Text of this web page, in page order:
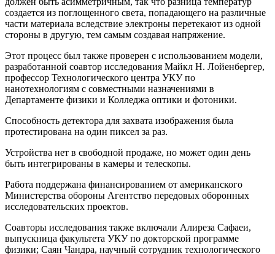
создается из поглощенного света, попадающего на различные
части материала вследствие электроны перетекают из одной
стороны в другую, тем самым создавая напряжение.
Этот процесс был также проверен с использованием модели,
разработанной соавтор исследования Майкл Н. Лойенбергер,
профессор Технологического центра УКУ по
нанотехнологиям с совместными назначениями в
Департаменте физики и Колледжа оптики и фотоники.
Способность детектора для захвата изображения была
протестирована на один пиксел за раз.
Устройства нет в свободной продаже, но может один день
быть интегрированы в камеры и телескопы.
Работа поддержана финансированием от американского
Министерства обороны Агентство передовых оборонных
исследовательских проектов.
Соавторы исследования также включали Алиреза Сафаеи,
выпускница факультета УКУ по докторской программе
физики; Саян Чандра, научный сотрудник технологического